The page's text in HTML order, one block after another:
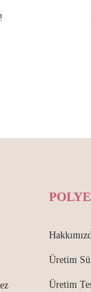
Üretim
Üretim